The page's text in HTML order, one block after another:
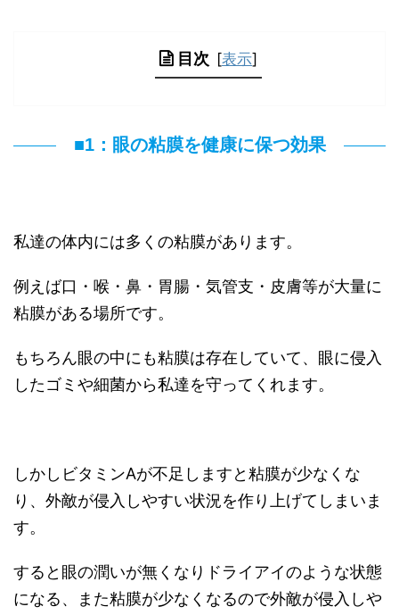
目次 [表示]
■1：眼の粘膜を健康に保つ効果
私達の体内には多くの粘膜があります。
例えば口・喉・鼻・胃腸・気管支・皮膚等が大量に
粘膜がある場所です。
もちろん眼の中にも粘膜は存在していて、眼に侵入
したゴミや細菌から私達を守ってくれます。
しかしビタミンAが不足しますと粘膜が少なくな
り、外敵が侵入しやすい状況を作り上げてしまいま
す。
すると眼の潤いが無くなりドライアイのような状態
になる、また粘膜が少なくなるので外敵が侵入しや